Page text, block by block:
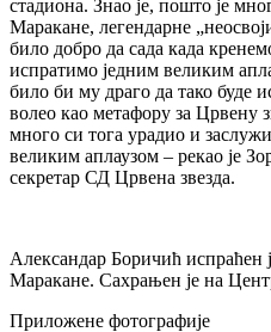
стадиона. Знао је, пошто је
Маракане, легендарне
било добро да сада када
испратимо једним великим
било би му драго да тако буде
волео као метафору за Црвену
много си тога урадио и
великим аплаузом – рекао је
секретар СД Црвена звезда.
Александар Боричић испраћен
Маракане. Сахрањен је на
Приложене фотографије